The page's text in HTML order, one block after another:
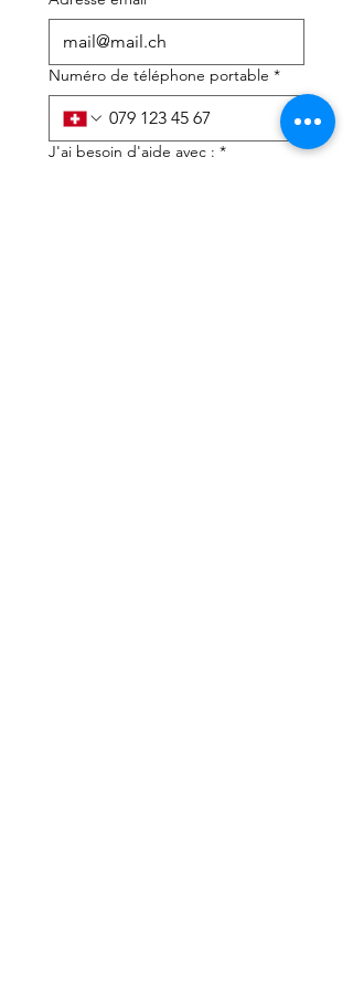
Numéro de téléphone portable *
J'ai besoin d'aide avec : *